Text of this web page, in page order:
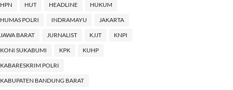
HPN HUT HEADLINE HUKUM
HUMAS POLRI INDRAMAYU JAKARTA
JAWA BARAT JURNALIST KJJT KNPI
KONI SUKABUMI KPK KUHP
KABARESKRIM POLRI
KABUPATEN BANDUNG BARAT